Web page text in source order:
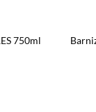
750ml